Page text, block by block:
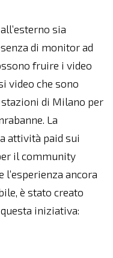
sia
di monitor ad
fruire i video
video che sono
di Milano per
La
attività paid sui
il community
l’esperienza ancora
è stato creato
iniziativa: